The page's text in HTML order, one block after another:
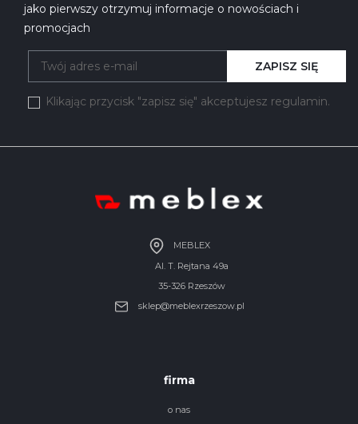
jako pierwszy otrzymuj informacje o nowościach i
promocjach
Klikając przycisk "zapisz się" akceptujesz regulamin.
ZAPISZ SIĘ
MEBLEX
Al. T. Rejtana 49a
35-326 Rzeszów
sklep@meblexrzeszow.pl
firma
o nas